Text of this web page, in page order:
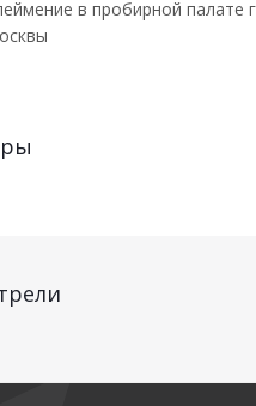
в пробирной палате